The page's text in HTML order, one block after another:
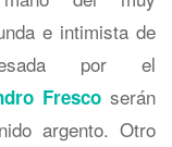
e intimista de
por el
Frescoserán
argento. Otro